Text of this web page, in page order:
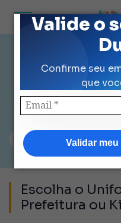
Valide o
Confirme seu
que
Validar
Loja Oficial
uniforme e
Prefeitura de
São mais de67.897
Escolha o
Prefeitura ou